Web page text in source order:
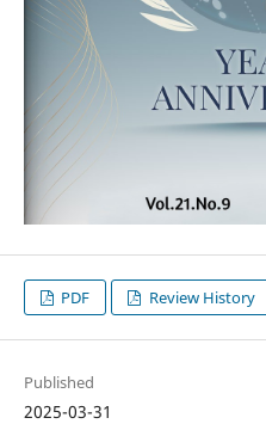
PDF Review History
Published
2025-03-31